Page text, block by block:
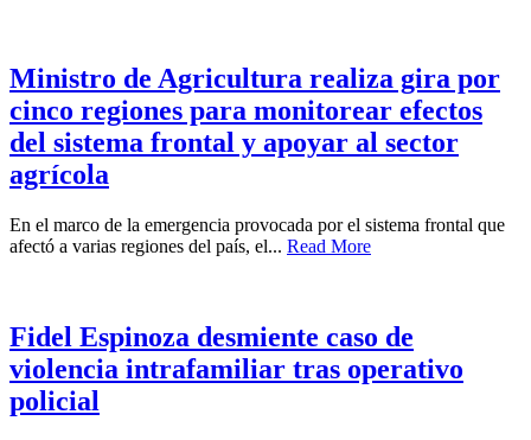
Ministro de Agricultura realiza gira por
cinco regiones para monitorear efectos
del sistema frontal y apoyar al sector
agrícola
En el marco de la emergencia provocada por el sistema frontal que
afectó a varias regiones del país, el... Read More
Fidel Espinoza desmiente caso de
violencia intrafamiliar tras operativo
policial